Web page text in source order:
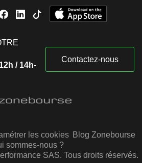
/ 14h-
Contactez-nous
les cookies Blog Zonebourse
sommes-nous ?
SAS. Tous droits réservés.